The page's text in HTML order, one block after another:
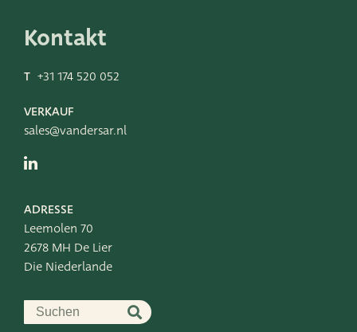
Kontakt
T +31 174 520 052
VERKAUF
sales@vandersar.nl
ADRESSE
Leemolen 70
2678 MH De Lier
Die Niederlande